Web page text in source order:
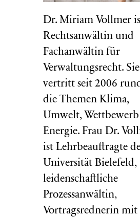
Dr. Miriam Vollmer
Rechtsanwältin und
Fachanwältin für
Verwaltungsrecht. Sie
vertritt seit 2006
die Themen Klima,
Umwelt,
Energie. Frau Dr.
ist Lehrbeauftragte
Universität Bielefeld,
leidenschaftliche
Prozessanwältin,
Vortragsrednerin mit